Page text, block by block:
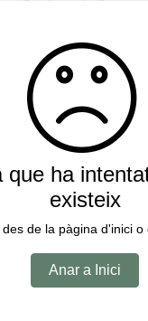
que ha
existeix
de la pàgina d'inici
Anar a Inici